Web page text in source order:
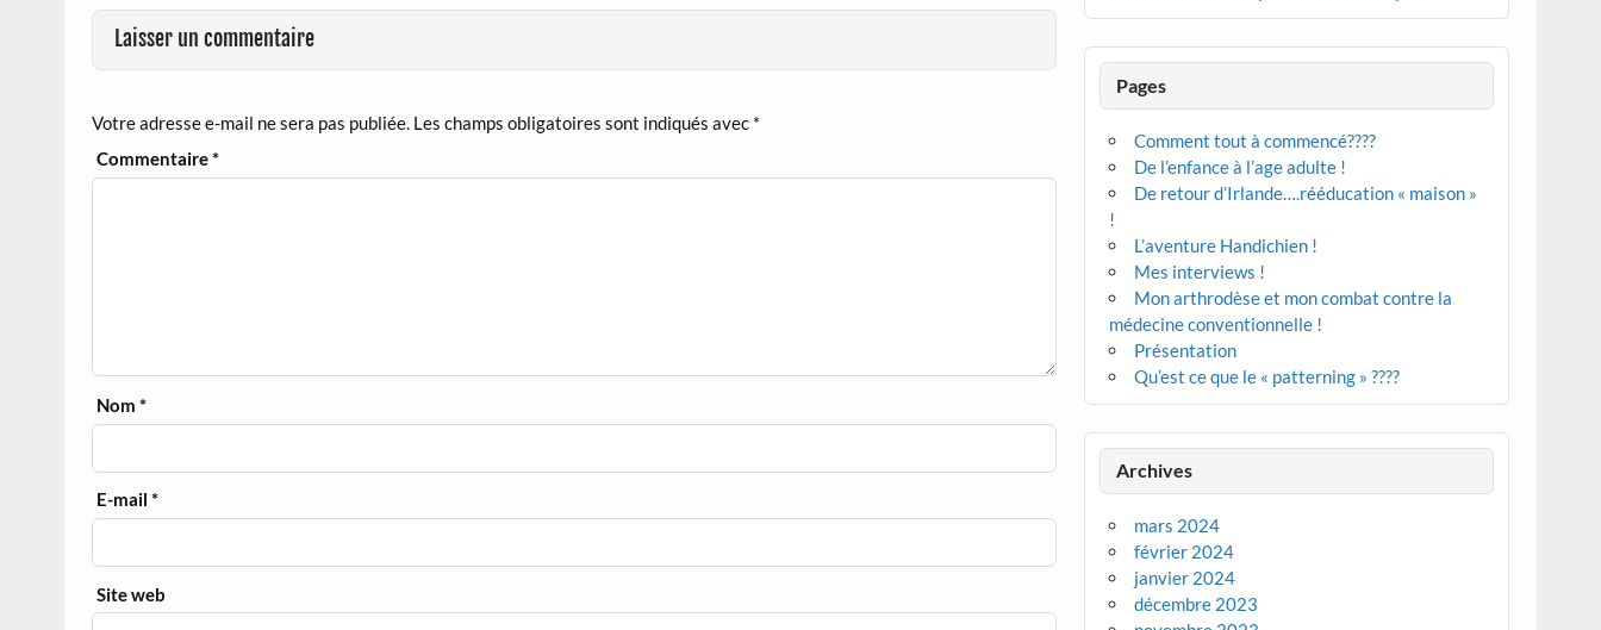
Laisser un commentaire
Votre adresse e-mail ne sera pas publiée. Les champs obligatoires sont indiqués avec *
Commentaire*
Nom*
E-mail*
Site web
Pages
Comment tout à commencé????
De l’enfance à l’age adulte !
De retour d’Irlande….rééducation « maison »
!
L’aventure Handichien !
Mes interviews !
Mon arthrodèse et mon combat contre la
médecine conventionnelle !
Présentation
Qu’est ce que le « patterning » ????
Archives
mars 2024
février 2024
janvier 2024
décembre 2023